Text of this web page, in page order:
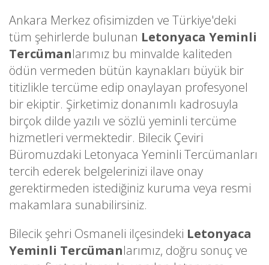
Ankara Merkez ofisimizden ve Türkiye'deki
tüm şehirlerde bulunan Letonyaca Yeminli
Tercümanlarımız bu minvalde kaliteden
ödün vermeden bütün kaynakları büyük bir
titizlikle tercüme edip onaylayan profesyonel
bir ekiptir. Şirketimiz donanımlı kadrosuyla
birçok dilde yazılı ve sözlü yeminli tercüme
hizmetleri vermektedir. Bilecik Çeviri
Büromuzdaki Letonyaca Yeminli Tercümanları
tercih ederek belgelerinizi ilave onay
gerektirmeden istediğiniz kuruma veya resmi
makamlara sunabilirsiniz.
Bilecik şehri Osmaneli ilçesindeki Letonyaca
Yeminli Tercümanlarımız, doğru sonuç ve